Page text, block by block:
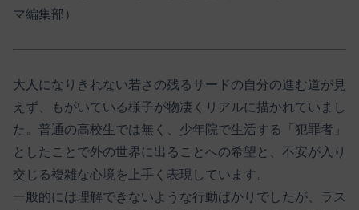
マ編集部）
大人になりきれない若さの残るサードの自分の進む道が見
えず、もがいている様子が物凄くリアルに描かれていまし
た。普通の高校生では無く、少年院で生活する「犯罪者」
としたことで外の世界に出ることへの希望と、不安が入り
交じる複雑な心境を上手く表現しています。
一般的には理解できないような行動ばかりでしたが、ラス